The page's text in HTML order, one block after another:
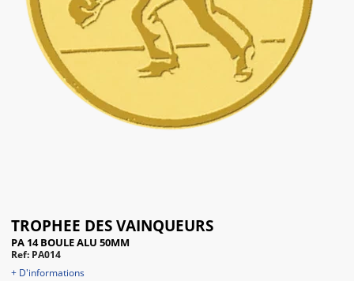
TROPHEE DES VAINQUEURS
PA 14 BOULE ALU 50MM
Ref: PA014
+ D'informations